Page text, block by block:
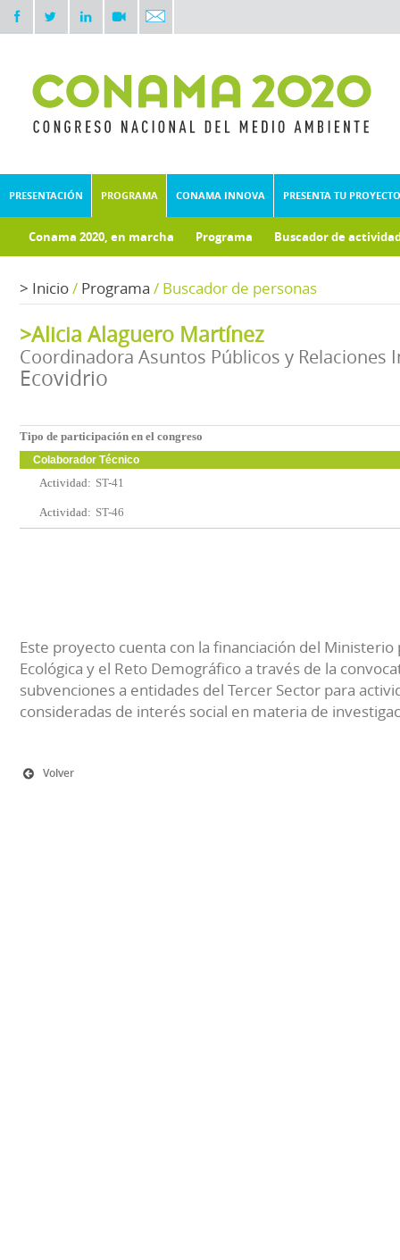
PRESENTACIÓN PROGRAMA CONAMA INNOVA PRESENTA TU PROYECTO
Conama 2020, en marcha Programa Buscador de
> Inicio/ Programa / Buscador de personas
>Alicia Alaguero Martínez
Coordinadora Asuntos Públicos y Relaciones
Ecovidrio
Tipo de participación en el congreso
Colaborador Técnico
Actividad: ST-41
Actividad: ST-46
Este proyecto cuenta con la financiación del Ministerio
Ecológica y el Reto Demográfico a través de la
subvenciones a entidades del Tercer Sector para
consideradas de interés social en materia de
Volver